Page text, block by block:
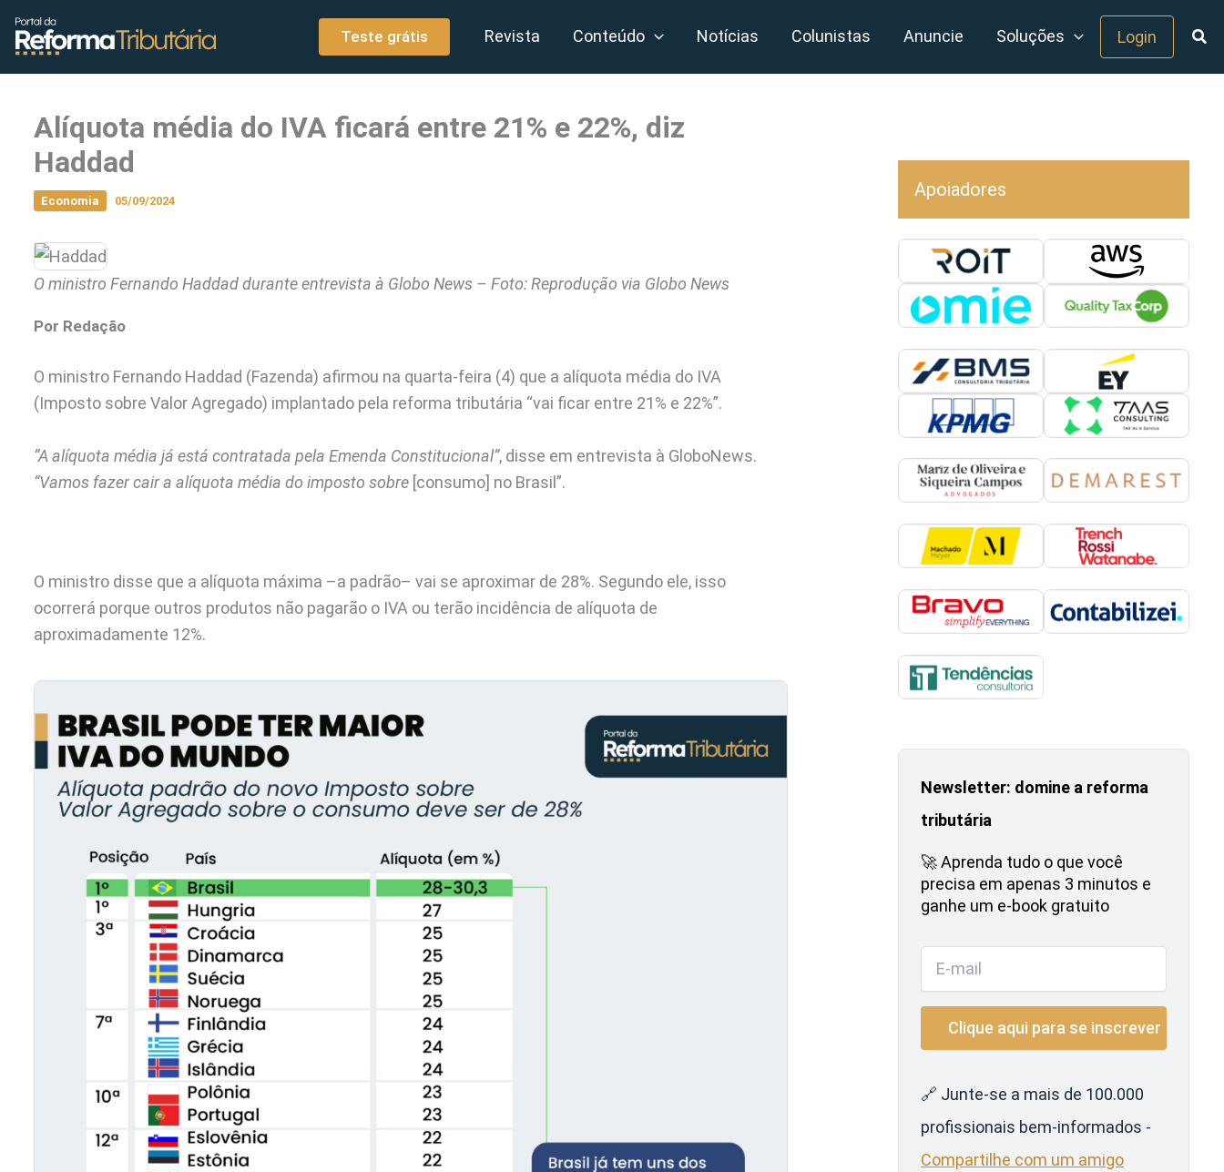
conteúdo
Teste grátis Revista Conteúdo Notícias Colunistas Anuncie Soluções Login
Alíquota média do IVA ficará entre 21% e 22%, diz
Haddad
Economia 05/09/2024
O ministro Fernando Haddad durante entrevista à Globo News – Foto: Reprodução via Globo News
Por Redação
O ministro Fernando Haddad (Fazenda) afirmou na quarta-feira (4) que a alíquota média do IVA
(Imposto sobre Valor Agregado) implantado pela reforma tributária “vai ficar entre 21% e 22%”.
“A alíquota média já está contratada pela Emenda Constitucional”, disse em entrevista à GloboNews.
“Vamos fazer cair a alíquota média do imposto sobre [consumo] no Brasil”.
O ministro disse que a alíquota máxima –a padrão– vai se aproximar de 28%. Segundo ele, isso
ocorrerá porque outros produtos não pagarão o IVA ou terão incidência de alíquota de
aproximadamente 12%.
Apoiadores
Newsletter: domine a reforma
tributária
🚀 Aprenda tudo o que você
precisa em apenas 3 minutos e
ganhe um e-book gratuito
🔗 Junte-se a mais de 100.000
profissionais bem-informados -
Compartilhe com um amigo